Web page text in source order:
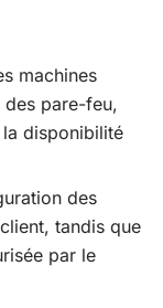
machines
des pare-feu,
disponibilité
des
tandis que
par le